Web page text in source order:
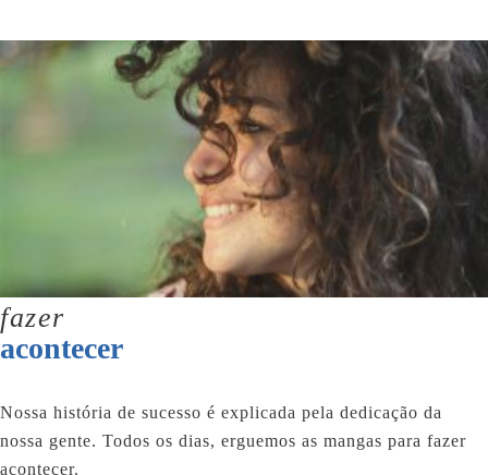
fazer
acontecer
Nossa história de sucesso é explicada pela dedicação da
nossa gente. Todos os dias, erguemos as mangas para fazer
acontecer.